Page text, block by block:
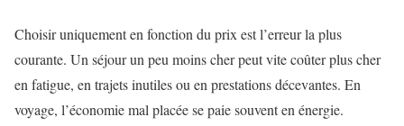
Choisir uniquement en fonction du prix est l’erreur la plus
courante. Un séjour un peu moins cher peut vite coûter plus cher
en fatigue, en trajets inutiles ou en prestations décevantes. En
voyage, l’économie mal placée se paie souvent en énergie.